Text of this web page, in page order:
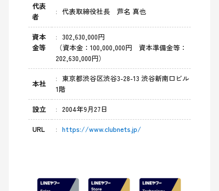
代表
者
代表取締役社長 芦名 真也
資本
金等
302,630,000円
（資本金：100,000,000円 資本準備金等：
202,630,000円）
本社
東京都渋谷区渋谷3-28-13 渋谷新南口ビル
1階
設立 2004年9月27日
URL https://www.clubnets.jp/